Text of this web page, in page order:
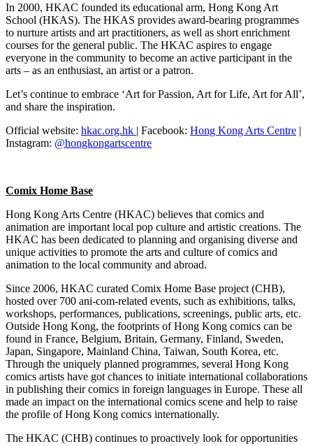
In 2000, HKAC founded its educational arm, Hong Kong Art
School (HKAS). The HKAS provides award-bearing programmes
to nurture artists and art practitioners, as well as short enrichment
courses for the general public. The HKAC aspires to engage
everyone in the community to become an active participant in the
arts – as an enthusiast, an artist or a patron.
Let’s continue to embrace ‘Art for Passion, Art for Life, Art for All’,
and share the inspiration.
Official website: hkac.org.hk | Facebook: Hong Kong Arts Centre |
Instagram: @hongkongartscentre
Comix Home Base
Hong Kong Arts Centre (HKAC) believes that comics and
animation are important local pop culture and artistic creations. The
HKAC has been dedicated to planning and organising diverse and
unique activities to promote the arts and culture of comics and
animation to the local community and abroad.
Since 2006, HKAC curated Comix Home Base project (CHB),
hosted over 700 ani-com-related events, such as exhibitions, talks,
workshops, performances, publications, screenings, public arts, etc.
Outside Hong Kong, the footprints of Hong Kong comics can be
found in France, Belgium, Britain, Germany, Finland, Sweden,
Japan, Singapore, Mainland China, Taiwan, South Korea, etc.
Through the uniquely planned programmes, several Hong Kong
comics artists have got chances to initiate international collaborations
in publishing their comics in foreign languages in Europe. These all
made an impact on the international comics scene and help to raise
the profile of Hong Kong comics internationally.
The HKAC (CHB) continues to proactively look for opportunities